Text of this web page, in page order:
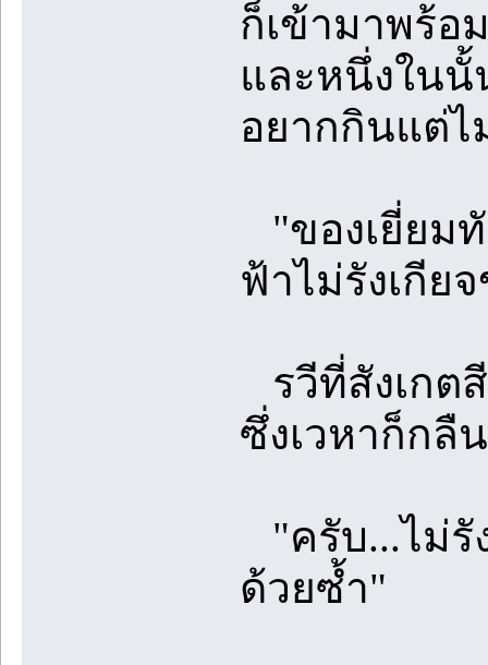
ก็เข้ามาพร้อ
และหนึ่งในนั้
อยากกินแต่ไ
"ของเยี่ยม
ฟ้าไม่รังเกีย
รวีที่สังเกต
ซึ่งเวหาก็กลื
"ครับ...ไม่รั
ด้วยซ้ำ"